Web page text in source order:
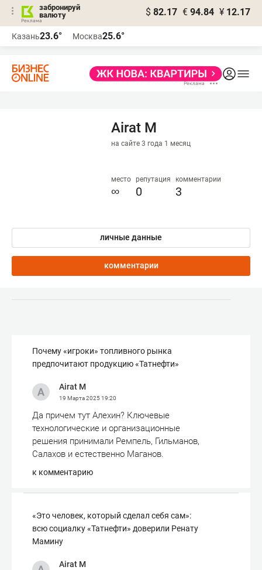
забронируй
валюту
$ 82.17 € 94.84 ¥ 12.17
Казань23.6° Москва25.6°
Airat M
на сайте 3 года 1 месяц
место
∞
репутация
0
комментарии
3
личные данные
комментарии
Почему «игроки» топливного рынка
предпочитают продукцию «Татнефти»
Airat M
19 Марта 202519:20
Да причем тут Алехин? Ключевые
технологические и организационные
решения принимали Ремпель, Гильманов,
Салахов и естественно Маганов.
к комментарию
«Это человек, который сделал себя сам»:
всю социалку «Татнефти» доверили Ренату
Мамину
Airat M